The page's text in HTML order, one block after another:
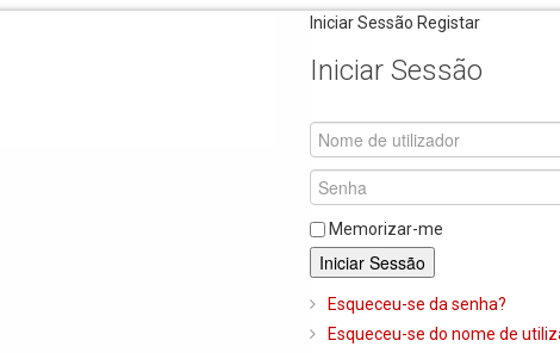
Iniciar Sessão Registar
Iniciar Sessão
Memorizar-me
Iniciar Sessão
Esqueceu-se da senha?
Esqueceu-se do nome de